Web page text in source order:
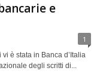
e
1
è stata in Banca d’Italia
degli scritti di...